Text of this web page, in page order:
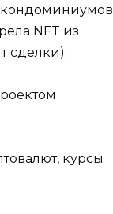
кондоминиумов
NFT из
сделки).
курсы